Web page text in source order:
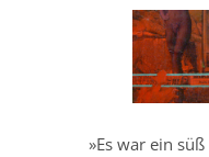
»Es war ein